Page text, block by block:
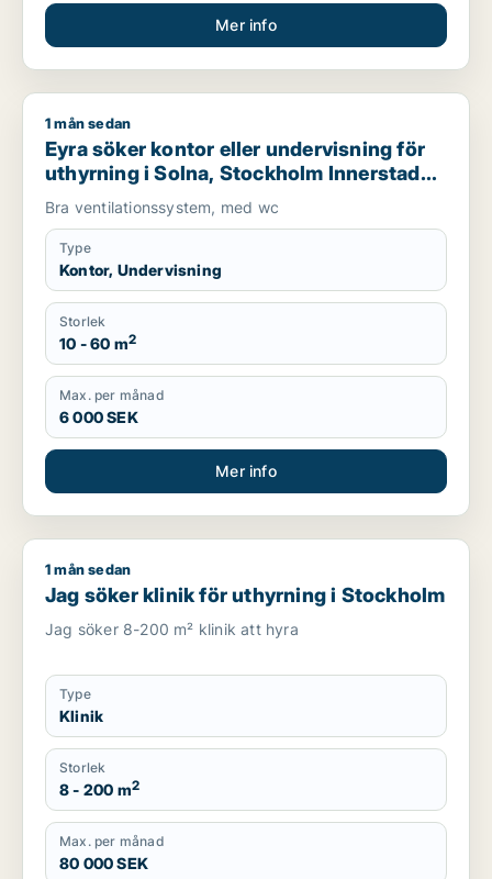
Mer info
Eyra söker kontor eller undervisning för uthyrning i Solna,
1 mån sedan
Eyra söker kontor eller undervisning för
uthyrning i Solna, Stockholm Innerstad
eller Kungsholmen m.fl.
Bra ventilationssystem, med wc
Type
Kontor, Undervisning
Storlek
10 - 60 m2
Max. per månad
6 000 SEK
Mer info
Jag söker klinik för uthyrning i Stockholm
1 mån sedan
Jag söker klinik för uthyrning i Stockholm
Jag söker 8-200 m² klinik att hyra
Type
Klinik
Storlek
8 - 200 m2
Max. per månad
80 000 SEK